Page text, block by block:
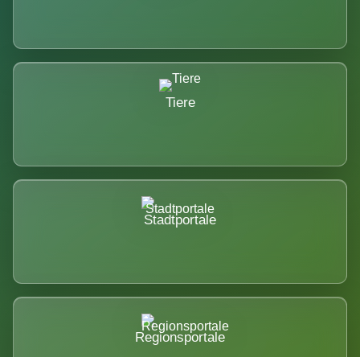
Tiere
Stadtportale
Regionsportale